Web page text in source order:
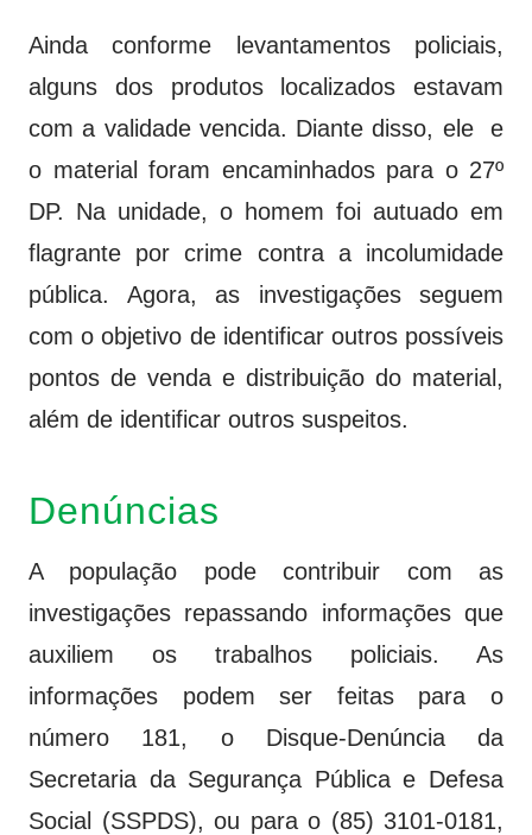
Ainda conforme levantamentos policiais,
alguns dos produtos localizados estavam
com a validade vencida. Diante disso, ele e
o material foram encaminhados para o 27º
DP. Na unidade, o homem foi autuado em
flagrante por crime contra a incolumidade
pública. Agora, as investigações seguem
com o objetivo de identificar outros possíveis
pontos de venda e distribuição do material,
além de identificar outros suspeitos.
Denúncias
A população pode contribuir com as
investigações repassando informações que
auxiliem os trabalhos policiais. As
informações podem ser feitas para o
número 181, o Disque-Denúncia da
Secretaria da Segurança Pública e Defesa
Social (SSPDS), ou para o (85) 3101-0181,